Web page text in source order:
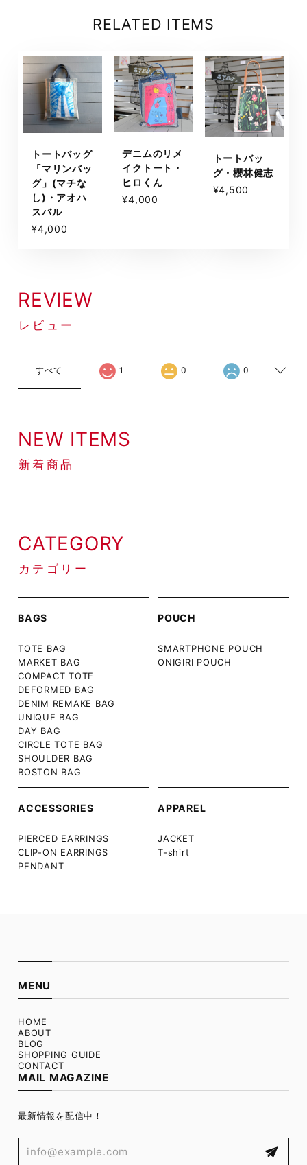
RELATED ITEMS
トートバッグ
「マリンバッ
グ」(マチな
し)・アオハ
スバル
¥4,000
デニムのリメ
イクトート・
ヒロくん
¥4,000
トートバッ
グ・櫻林健志
¥4,500
REVIEW
レビュー
すべて 1 0 0
NEW ITEMS
新着商品
CATEGORY
カテゴリー
BAGS
TOTE BAG
MARKET BAG
COMPACT TOTE
DEFORMED BAG
DENIM REMAKE BAG
UNIQUE BAG
DAY BAG
CIRCLE TOTE BAG
SHOULDER BAG
BOSTON BAG
POUCH
SMARTPHONE POUCH
ONIGIRI POUCH
ACCESSORIES
PIERCED EARRINGS
CLIP-ON EARRINGS
PENDANT
APPAREL
JACKET
T-shirt
MENU
HOME
ABOUT
BLOG
SHOPPING GUIDE
CONTACT
MAIL MAGAZINE
最新情報を配信中！